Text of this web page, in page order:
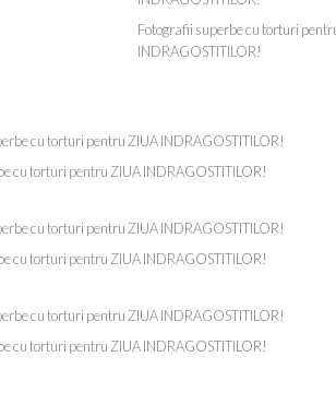
Fotografii superbe cu torturi
INDRAGOSTITILOR!
cu torturi pentru ZIUA INDRAGOSTITILOR!
cu torturi pentru ZIUA INDRAGOSTITILOR!
cu torturi pentru ZIUA INDRAGOSTITILOR!